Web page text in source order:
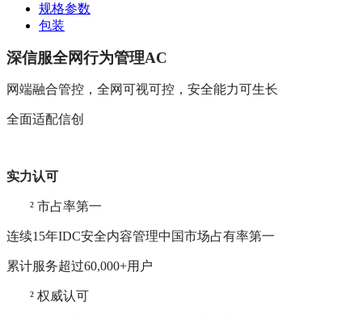
规格参数
包装
深信服全网行为管理AC
网端融合管控，全网可视可控，安全能力可生长
全面适配信创
实力认可
² 市占率第一
连续15年IDC安全内容管理中国市场占有率第一
累计服务超过60,000+用户
² 权威认可